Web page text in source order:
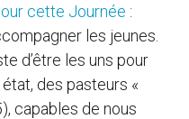
cette Journée :
les jeunes.
d’être les uns pour
des pasteurs «
capables de nous